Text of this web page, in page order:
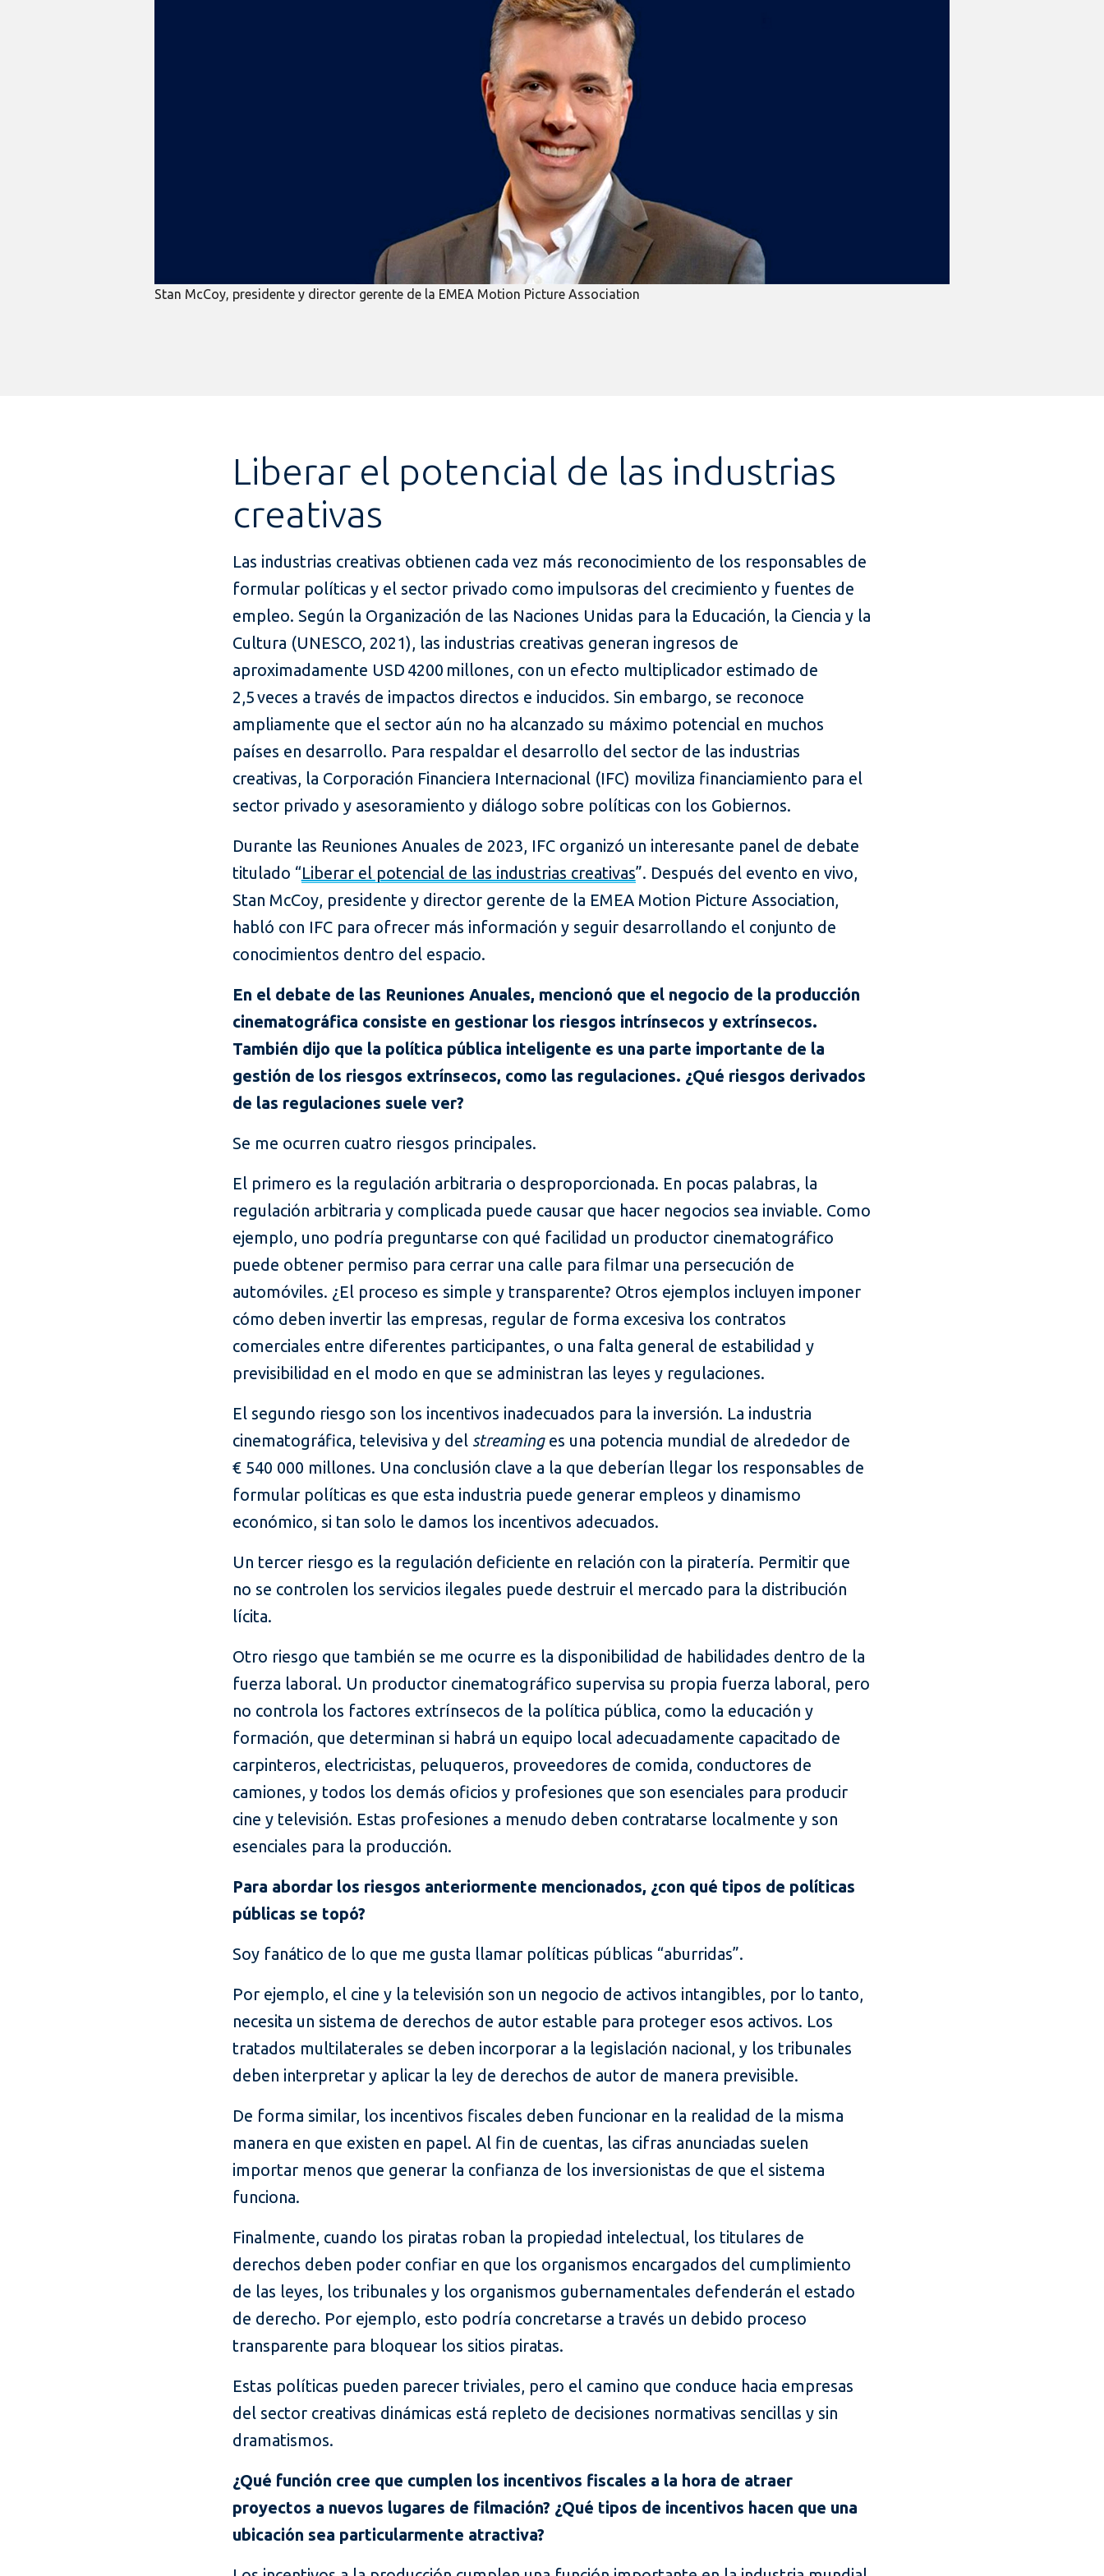
Stan McCoy, presidente y director gerente de la EMEA Motion Picture Association
Liberar el potencial de las industrias
creativas
Las industrias creativas obtienen cada vez más reconocimiento de los responsables de
formular políticas y el sector privado como impulsoras del crecimiento y fuentes de
empleo. Según la Organización de las Naciones Unidas para la Educación, la Ciencia y la
Cultura (UNESCO, 2021), las industrias creativas generan ingresos de
aproximadamente USD 4200 millones, con un efecto multiplicador estimado de
2,5 veces a través de impactos directos e inducidos. Sin embargo, se reconoce
ampliamente que el sector aún no ha alcanzado su máximo potencial en muchos
países en desarrollo. Para respaldar el desarrollo del sector de las industrias
creativas, la Corporación Financiera Internacional (IFC) moviliza financiamiento para el
sector privado y asesoramiento y diálogo sobre políticas con los Gobiernos.
Durante las Reuniones Anuales de 2023, IFC organizó un interesante panel de debate
titulado “Liberar el potencial de las industrias creativas”. Después del evento en vivo,
Stan McCoy, presidente y director gerente de la EMEA Motion Picture Association,
habló con IFC para ofrecer más información y seguir desarrollando el conjunto de
conocimientos dentro del espacio.
En el debate de las Reuniones Anuales, mencionó que el negocio de la producción
cinematográfica consiste en gestionar los riesgos intrínsecos y extrínsecos.
También dijo que la política pública inteligente es una parte importante de la
gestión de los riesgos extrínsecos, como las regulaciones. ¿Qué riesgos derivados
de las regulaciones suele ver?
Se me ocurren cuatro riesgos principales.
El primero es la regulación arbitraria o desproporcionada. En pocas palabras, la
regulación arbitraria y complicada puede causar que hacer negocios sea inviable. Como
ejemplo, uno podría preguntarse con qué facilidad un productor cinematográfico
puede obtener permiso para cerrar una calle para filmar una persecución de
automóviles. ¿El proceso es simple y transparente? Otros ejemplos incluyen imponer
cómo deben invertir las empresas, regular de forma excesiva los contratos
comerciales entre diferentes participantes, o una falta general de estabilidad y
previsibilidad en el modo en que se administran las leyes y regulaciones.
El segundo riesgo son los incentivos inadecuados para la inversión. La industria
cinematográfica, televisiva y del streaminges una potencia mundial de alrededor de
€ 540 000 millones. Una conclusión clave a la que deberían llegar los responsables de
formular políticas es que esta industria puede generar empleos y dinamismo
económico, si tan solo le damos los incentivos adecuados.
Un tercer riesgo es la regulación deficiente en relación con la piratería. Permitir que
no se controlen los servicios ilegales puede destruir el mercado para la distribución
lícita.
Otro riesgo que también se me ocurre es la disponibilidad de habilidades dentro de la
fuerza laboral. Un productor cinematográfico supervisa su propia fuerza laboral, pero
no controla los factores extrínsecos de la política pública, como la educación y
formación, que determinan si habrá un equipo local adecuadamente capacitado de
carpinteros, electricistas, peluqueros, proveedores de comida, conductores de
camiones, y todos los demás oficios y profesiones que son esenciales para producir
cine y televisión. Estas profesiones a menudo deben contratarse localmente y son
esenciales para la producción.
Para abordar los riesgos anteriormente mencionados, ¿con qué tipos de políticas
públicas se topó?
Soy fanático de lo que me gusta llamar políticas públicas “aburridas”.
Por ejemplo, el cine y la televisión son un negocio de activos intangibles, por lo tanto,
necesita un sistema de derechos de autor estable para proteger esos activos. Los
tratados multilaterales se deben incorporar a la legislación nacional, y los tribunales
deben interpretar y aplicar la ley de derechos de autor de manera previsible.
De forma similar, los incentivos fiscales deben funcionar en la realidad de la misma
manera en que existen en papel. Al fin de cuentas, las cifras anunciadas suelen
importar menos que generar la confianza de los inversionistas de que el sistema
funciona.
Finalmente, cuando los piratas roban la propiedad intelectual, los titulares de
derechos deben poder confiar en que los organismos encargados del cumplimiento
de las leyes, los tribunales y los organismos gubernamentales defenderán el estado
de derecho. Por ejemplo, esto podría concretarse a través un debido proceso
transparente para bloquear los sitios piratas.
Estas políticas pueden parecer triviales, pero el camino que conduce hacia empresas
del sector creativas dinámicas está repleto de decisiones normativas sencillas y sin
dramatismos.
¿Qué función cree que cumplen los incentivos fiscales a la hora de atraer
proyectos a nuevos lugares de filmación? ¿Qué tipos de incentivos hacen que una
ubicación sea particularmente atractiva?